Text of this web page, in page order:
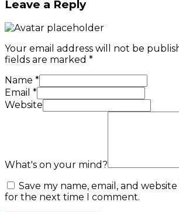
Leave a Reply
Your email address will not be
fields are marked *
Name *
Email *
Website
What's on your mind?
Save my name, email, and
for the next time I comment.